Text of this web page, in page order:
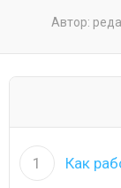
Автор:
1 Как